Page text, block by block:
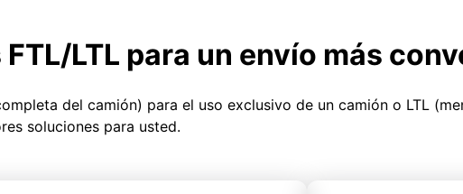
LTL para un envío más
del camión) para el uso exclusivo de un camión o LTL
soluciones para usted.